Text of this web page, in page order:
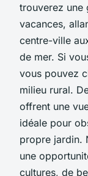
trouverez une
vacances,
centre-ville
de mer. Si
vous pouvez
milieu rural.
offrent une
idéale pour
propre jardin.
une
cultures, de